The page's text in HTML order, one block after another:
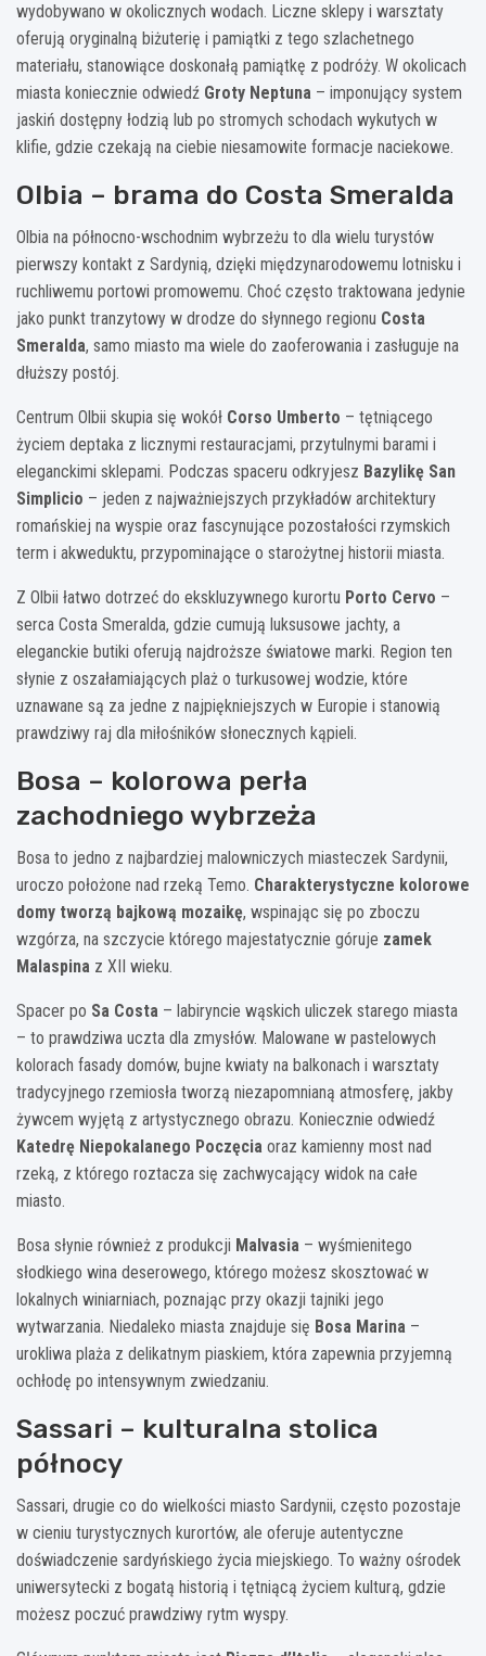
wydobywano w okolicznych wodach. Liczne sklepy i warsztaty
oferują oryginalną biżuterię i pamiątki z tego szlachetnego
materiału, stanowiące doskonałą pamiątkę z podróży. W okolicach
miasta koniecznie odwiedź Groty Neptuna – imponujący system
jaskiń dostępny łodzią lub po stromych schodach wykutych w
klifie, gdzie czekają na ciebie niesamowite formacje naciekowe.
Olbia – brama do Costa Smeralda
Olbia na północno-wschodnim wybrzeżu to dla wielu turystów
pierwszy kontakt z Sardynią, dzięki międzynarodowemu lotnisku i
ruchliwemu portowi promowemu. Choć często traktowana jedynie
jako punkt tranzytowy w drodze do słynnego regionu Costa
Smeralda, samo miasto ma wiele do zaoferowania i zasługuje na
dłuższy postój.
Centrum Olbii skupia się wokół Corso Umberto – tętniącego
życiem deptaka z licznymi restauracjami, przytulnymi barami i
eleganckimi sklepami. Podczas spaceru odkryjesz Bazylikę San
Simplicio – jeden z najważniejszych przykładów architektury
romańskiej na wyspie oraz fascynujące pozostałości rzymskich
term i akweduktu, przypominające o starożytnej historii miasta.
Z Olbii łatwo dotrzeć do ekskluzywnego kurortu Porto Cervo –
serca Costa Smeralda, gdzie cumują luksusowe jachty, a
eleganckie butiki oferują najdroższe światowe marki. Region ten
słynie z oszałamiających plaż o turkusowej wodzie, które
uznawane są za jedne z najpiękniejszych w Europie i stanowią
prawdziwy raj dla miłośników słonecznych kąpieli.
Bosa – kolorowa perła
zachodniego wybrzeża
Bosa to jedno z najbardziej malowniczych miasteczek Sardynii,
uroczo położone nad rzeką Temo. Charakterystyczne kolorowe
domy tworzą bajkową mozaikę, wspinając się po zboczu
wzgórza, na szczycie którego majestatycznie góruje zamek
Malaspina z XII wieku.
Spacer po Sa Costa – labiryncie wąskich uliczek starego miasta
– to prawdziwa uczta dla zmysłów. Malowane w pastelowych
kolorach fasady domów, bujne kwiaty na balkonach i warsztaty
tradycyjnego rzemiosła tworzą niezapomnianą atmosferę, jakby
żywcem wyjętą z artystycznego obrazu. Koniecznie odwiedź
Katedrę Niepokalanego Poczęcia oraz kamienny most nad
rzeką, z którego roztacza się zachwycający widok na całe
miasto.
Bosa słynie również z produkcji Malvasia – wyśmienitego
słodkiego wina deserowego, którego możesz skosztować w
lokalnych winiarniach, poznając przy okazji tajniki jego
wytwarzania. Niedaleko miasta znajduje się Bosa Marina –
urokliwa plaża z delikatnym piaskiem, która zapewnia przyjemną
ochłodę po intensywnym zwiedzaniu.
Sassari – kulturalna stolica
północy
Sassari, drugie co do wielkości miasto Sardynii, często pozostaje
w cieniu turystycznych kurortów, ale oferuje autentyczne
doświadczenie sardyńskiego życia miejskiego. To ważny ośrodek
uniwersytecki z bogatą historią i tętniącą życiem kulturą, gdzie
możesz poczuć prawdziwy rytm wyspy.